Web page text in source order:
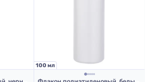
100 мл